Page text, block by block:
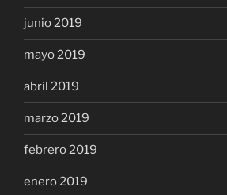
junio 2019
mayo 2019
abril 2019
marzo 2019
febrero 2019
enero 2019